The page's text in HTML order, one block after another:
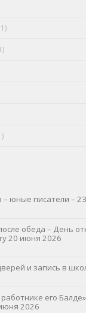
– юные писатели –
обеда – День
20 июня 2026
и запись в
его
2026